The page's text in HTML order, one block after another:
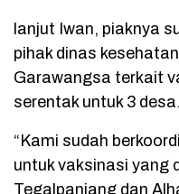
lanjut Iwan, piaknya
pihak dinas
Garawangsa terkait
serentak untuk 3 desa.
“Kami sudah
untuk vaksinasi yang
Tegalpanjang dan